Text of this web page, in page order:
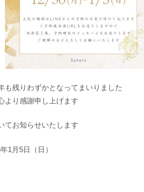
も残りわずかとなってまいりました
より感謝申し上げます
てお知らせいたします
1月5日（日）